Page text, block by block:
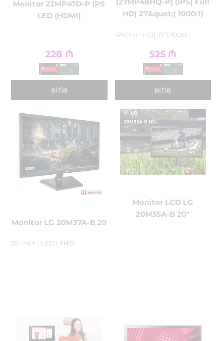
Monitor 22MP47D-P IPS
LED (HDMI)
228 ₼
BITIB
HD| 27&quot;| 1000:1)
IPS| Full HD| 27"| 1000:1
525 ₼
BITIB
Monitor LG 20M37A-B 20
20-inch | LED | FHD
Monitor LCD LG
20M35A-B 20"